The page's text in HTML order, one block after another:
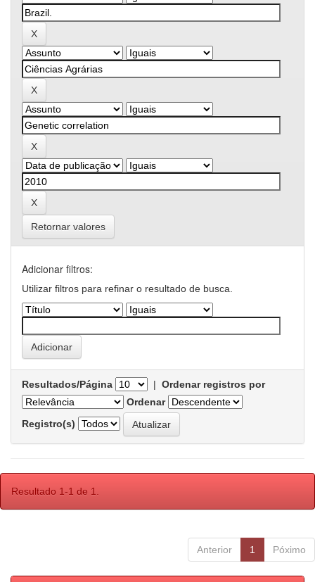
Retornar valores
Adicionar filtros:
Utilizar filtros para refinar o resultado de busca.
Resultados/Página | Ordenar registros por
Ordenar
Registro(s)
Resultado 1-1 de 1.
Anterior 1 Póximo